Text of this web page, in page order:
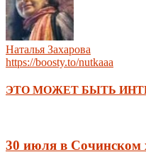
Наталья Захарова
https://boosty.to/nutkaaa
ЭТО МОЖЕТ БЫТЬ
30 июля в Сочинском